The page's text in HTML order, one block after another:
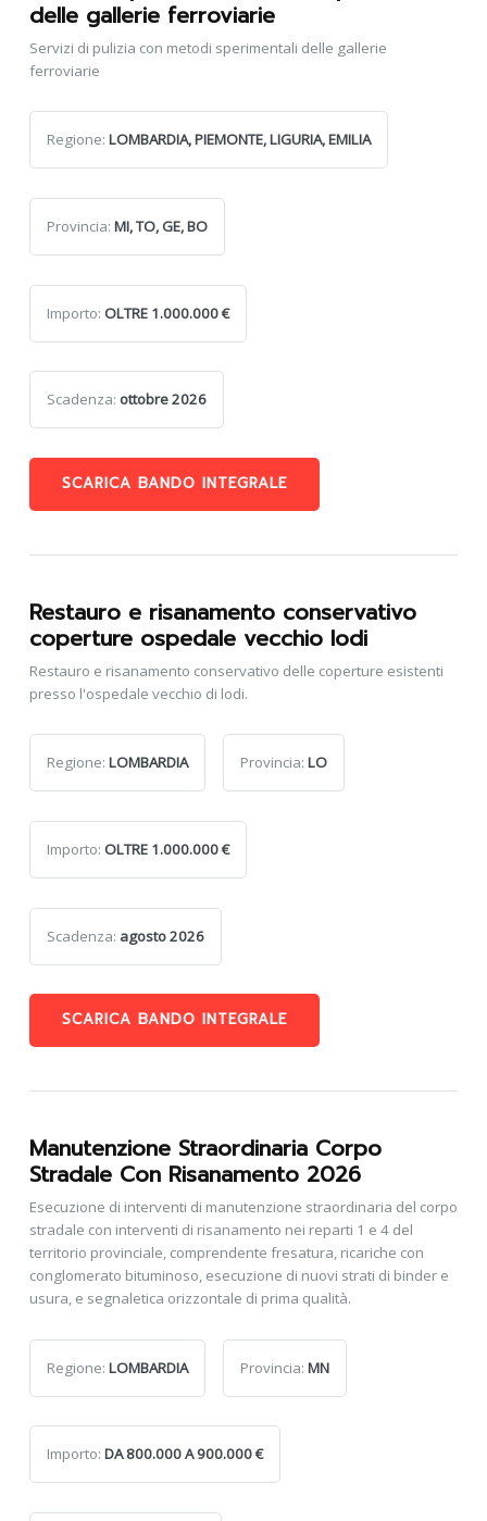
delle gallerie ferroviarie
Servizi di pulizia con metodi sperimentali delle gallerie
ferroviarie
Regione: LOMBARDIA, PIEMONTE, LIGURIA, EMILIA
Provincia: MI, TO, GE, BO
Importo: OLTRE 1.000.000 €
Scadenza: ottobre 2026
SCARICA BANDO INTEGRALE
Restauro e risanamento conservativo
coperture ospedale vecchio lodi
Restauro e risanamento conservativo delle coperture esistenti
presso l'ospedale vecchio di lodi.
Regione: LOMBARDIA Provincia: LO
Importo: OLTRE 1.000.000 €
Scadenza: agosto 2026
SCARICA BANDO INTEGRALE
Manutenzione Straordinaria Corpo
Stradale Con Risanamento 2026
Esecuzione di interventi di manutenzione straordinaria del corpo
stradale con interventi di risanamento nei reparti 1 e 4 del
territorio provinciale, comprendente fresatura, ricariche con
conglomerato bituminoso, esecuzione di nuovi strati di binder e
usura, e segnaletica orizzontale di prima qualità.
Regione: LOMBARDIA Provincia: MN
Importo: DA 800.000 A 900.000 €